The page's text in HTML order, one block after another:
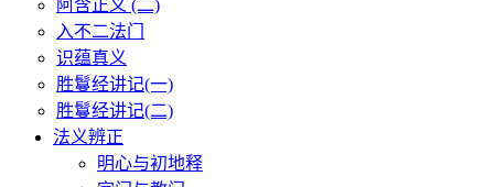
阿含正义 (二)
入不二法门
识蕴真义
胜鬘经讲记(一)
胜鬘经讲记(二)
法义辨正
明心与初地释